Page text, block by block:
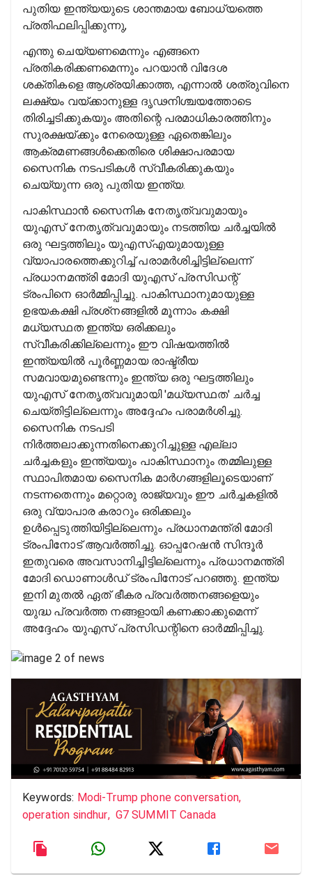
പുതിയ ഇന്ത്യയുടെ ശാന്തമായ ബോധ്യത്തെ
പ്രതിഫലിപ്പിക്കുന്നു,
എന്തു ചെയ്യണമെന്നും എങ്ങനെ
പ്രതികരിക്കണമെന്നും പറയാൻ വിദേശ
ശക്തികളെ ആശ്രയിക്കാത്ത, എന്നാൽ ശത്രുവിനെ
ലക്ഷ്യം വയ്ക്കാനുള്ള ദൃഢനിശ്ചയത്തോടെ
തിരിച്ചടിക്കുകയും അതിന്റെ പരമാധികാരത്തിനും
സുരക്ഷയ്ക്കും നേരെയുള്ള ഏതെങ്കിലും
ആക്രമണങ്ങൾക്കെതിരെ ശിക്ഷാപരമായ
സൈനിക നടപടികൾ സ്വീകരിക്കുകയും
ചെയ്യുന്ന ഒരു പുതിയ ഇന്ത്യ.
പാകിസ്ഥാൻ സൈനിക നേതൃത്വവുമായും
യുഎസ് നേതൃത്വവുമായും നടത്തിയ ചർച്ചയിൽ
ഒരു ഘട്ടത്തിലും യുഎസ്എയുമായുള്ള
വ്യാപാരത്തെക്കുറിച്ച് പരാമർശിച്ചിട്ടില്ലെന്ന്
പ്രധാനമന്ത്രി മോദി യുഎസ് പ്രസിഡന്റ്
ട്രംപിനെ ഓർമ്മിപ്പിച്ചു. പാകിസ്ഥാനുമായുള്ള
ഉഭയകക്ഷി പ്രശ്‌നങ്ങളിൽ മൂന്നാം കക്ഷി
മധ്യസ്ഥത ഇന്ത്യ ഒരിക്കലും
സ്വീകരിക്കില്ലെന്നും ഈ വിഷയത്തിൽ
ഇന്ത്യയിൽ പൂർണ്ണമായ രാഷ്ട്രീയ
സമവായമുണ്ടെന്നും ഇന്ത്യ ഒരു ഘട്ടത്തിലും
യുഎസ് നേതൃത്വവുമായി 'മധ്യസ്ഥത' ചർച്ച
ചെയ്തിട്ടില്ലെന്നും അദ്ദേഹം പരാമർശിച്ചു.
സൈനിക നടപടി
നിർത്തലാക്കുന്നതിനെക്കുറിച്ചുള്ള എല്ലാ
ചർച്ചകളും ഇന്ത്യയും പാകിസ്ഥാനും തമ്മിലുള്ള
സ്ഥാപിതമായ സൈനിക മാർഗങ്ങളിലൂടെയാണ്
നടന്നതെന്നും മറ്റൊരു രാജ്യവും ഈ ചർച്ചകളിൽ
ഒരു വ്യാപാര കരാറും ഒരിക്കലും
ഉൾപ്പെടുത്തിയിട്ടില്ലെന്നും പ്രധാനമന്ത്രി മോദി
ട്രംപിനോട് ആവർത്തിച്ചു. ഓപ്പറേഷൻ സിന്ദൂർ
ഇതുവരെ അവസാനിച്ചിട്ടില്ലെന്നും പ്രധാനമന്ത്രി
മോദി ഡൊണാൾഡ് ട്രംപിനോട് പറഞ്ഞു. ഇന്ത്യ
ഇനി മുതൽ ഏത് ഭീകര പ്രവർത്തനങ്ങളെയും
യുദ്ധ പ്രവർത്ത നങ്ങളായി കണക്കാക്കുമെന്ന്
അദ്ദേഹം യുഎസ് പ്രസിഡന്റിനെ ഓർമ്മിപ്പിച്ചു.
Keywords: Modi-Trump phone conversation,
operation sindhur, G7 SUMMIT Canada